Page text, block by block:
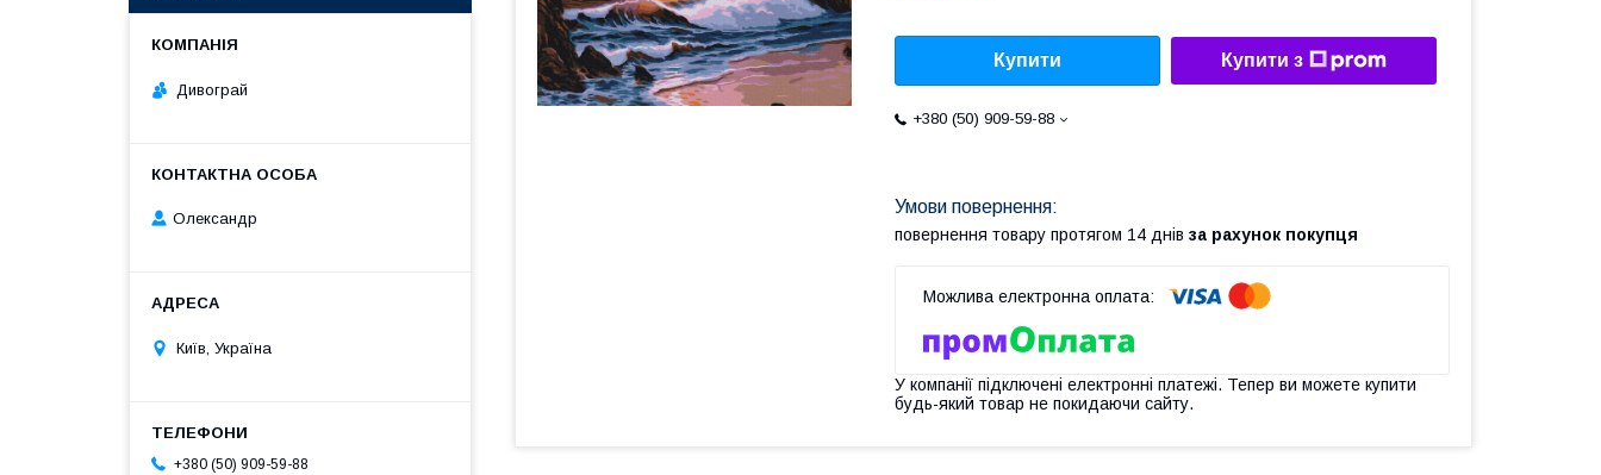
Купити Купити з
+380 (50) 909-59-88
повернення товару протягом 14 днів за рахунок покупця
У компанії підключені електронні платежі. Тепер ви можете купити
будь-який товар не покидаючи сайту.
Дивограй
Олександр
Київ, Україна
+380 (50) 909-59-88